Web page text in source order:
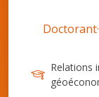
Relations